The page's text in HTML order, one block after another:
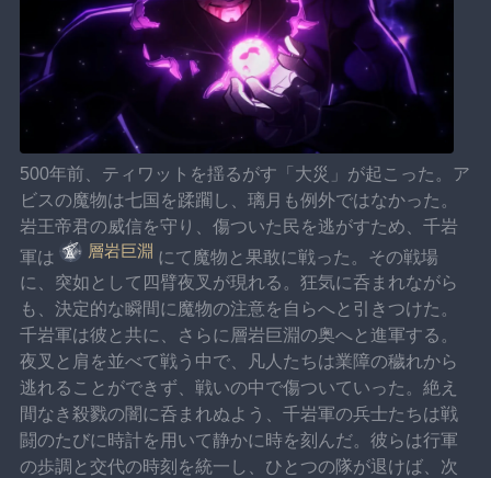
500年前、ティワットを揺るがす「大災」が起こった。ア
ビスの魔物は七国を蹂躙し、璃月も例外ではなかった。
岩王帝君の威信を守り、傷ついた民を逃がすため、千岩
軍は
層岩巨淵 にて魔物と果敢に戦った。その戦場
に、突如として四臂夜叉が現れる。狂気に呑まれながら
も、決定的な瞬間に魔物の注意を自らへと引きつけた。
千岩軍は彼と共に、さらに層岩巨淵の奥へと進軍する。
夜叉と肩を並べて戦う中で、凡人たちは業障の穢れから
逃れることができず、戦いの中で傷ついていった。絶え
間なき殺戮の闇に呑まれぬよう、千岩軍の兵士たちは戦
闘のたびに時計を用いて静かに時を刻んだ。彼らは行軍
の歩調と交代の時刻を統一し、ひとつの隊が退けば、次